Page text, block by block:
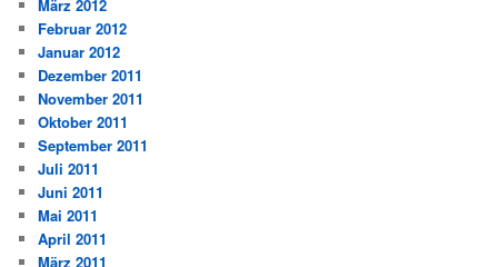
März 2012
Februar 2012
Januar 2012
Dezember 2011
November 2011
Oktober 2011
September 2011
Juli 2011
Juni 2011
Mai 2011
April 2011
März 2011